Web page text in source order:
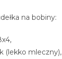
na bobiny:
(lekko mleczny),